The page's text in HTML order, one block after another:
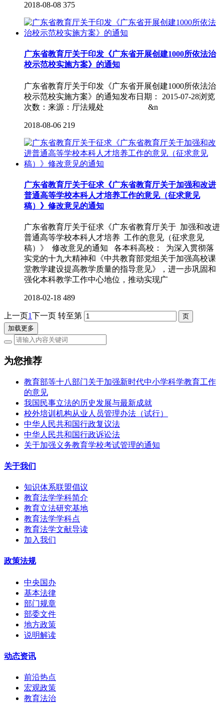
2018-08-08 375
广东省教育厅关于印发《广东省开展创建1000所依法治
校示范校实施方案》的通知
广东省教育厅关于印发《广东省开展创建1000所依法治
校示范校实施方案》的通知发布日期： 2015-07-28浏览
次数：来源：厅法规处 &n
2018-08-06 219
广东省教育厅关于征求《广东省教育厅关于加强和改进
普通高等学校本科人才培养工作的意见（征求意见
稿）》修改意见的通知
广东省教育厅关于征求《广东省教育厅关于 加强和改进
普通高等学校本科人才培养 工作的意见（征求意见
稿）》 修改意见的通知 各本科高校： 为深入贯彻落
实党的十九大精神和《中共教育部党组关于加强高校课
堂教学建设提高教学质量的指导意见》，进一步巩固和
强化本科教学工作中心地位，推动实现广
2018-02-18 489
上一页1下一页 转至第
加载更多
为您推荐
教育部等十八部门关于加强新时代中小学科学教育工作
的意见
我国民事立法的历史发展与最新成就
校外培训机构从业人员管理办法（试行）
中华人民共和国行政复议法
中华人民共和国行政诉讼法
关于加强义务教育学校考试管理的通知
关于我们
知识体系联盟倡议
教育法学学科简介
教育立法研究基地
教育法学学科点
教育法学文献导读
加入我们
政策法规
中央国办
基本法律
部门规章
部委文件
地方政策
说明解读
动态资讯
前沿热点
宏观政策
教育法治